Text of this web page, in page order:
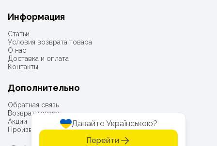
Давайте Українською?
Перейти
Информация
Статьи
Условия возврата товара
О нас
Доставка и оплата
Контакты
Дополнительно
Обратная связь
Возврат товара
Акции
Производители